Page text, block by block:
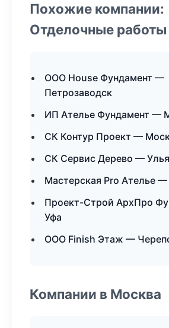
Похожие компании:
Отделочные
ООО House Фундамент —
Петрозаводск
ИП Ателье Фундамент —
СК Контур Проект —
СК Сервис Дерево —
Мастерская Pro Ателье
Проект-Строй АрхПро
Уфа
ООО Finish Этаж —
Компании в Москва